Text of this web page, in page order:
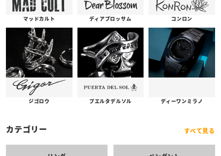
マッドカルト ディアブロッサム コンロン
ジゴロウ プエルタデルソル ディーワンミラノ
カテゴリー すべて見る